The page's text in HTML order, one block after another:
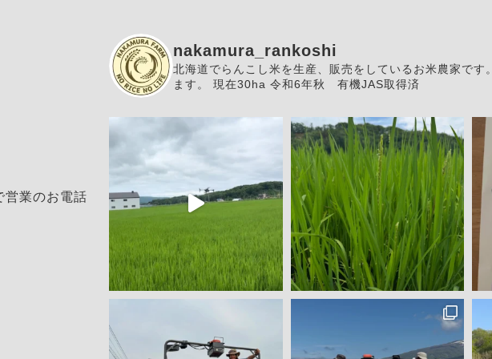
業のお電話
nakamura_rankoshi
北海道でらんこし米を生産、販売をしているお米農家です。
ます。
現在30ha 令和6年秋 有機JAS取得済